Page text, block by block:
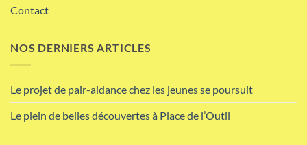
Contact
NOS DERNIERS ARTICLES
Le projet de pair-aidance chez les jeunes se poursuit
Le plein de belles découvertes à Place de l’Outil